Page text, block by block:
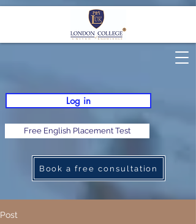
Log in
Free English Placement Test
Book a free consultation
Post